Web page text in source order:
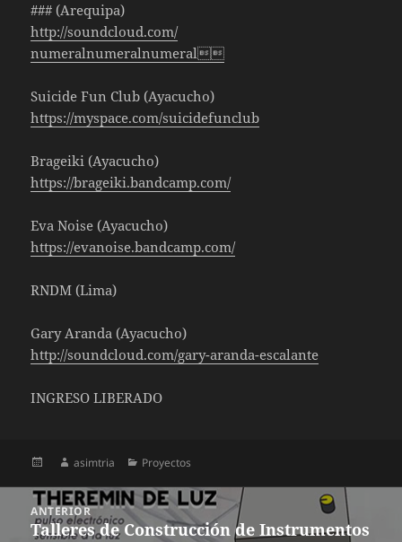
### (Arequipa)
http://soundcloud.com/
numeralnumeralnumeral
Suicide Fun Club (Ayacucho)
https://myspace.com/suicidefunclub
Brageiki (Ayacucho)
https://brageiki.bandcamp.com/
Eva Noise (Ayacucho)
https://evanoise.bandcamp.com/
RNDM (Lima)
Gary Aranda (Ayacucho)
http://soundcloud.com/gary-aranda-escalante
INGRESO LIBERADO
Publicado
Autor
asimtria Categorías
Proyectos
Navegación
ANTERIOR
Entrada
Talleres de Construcción de Instrumentos